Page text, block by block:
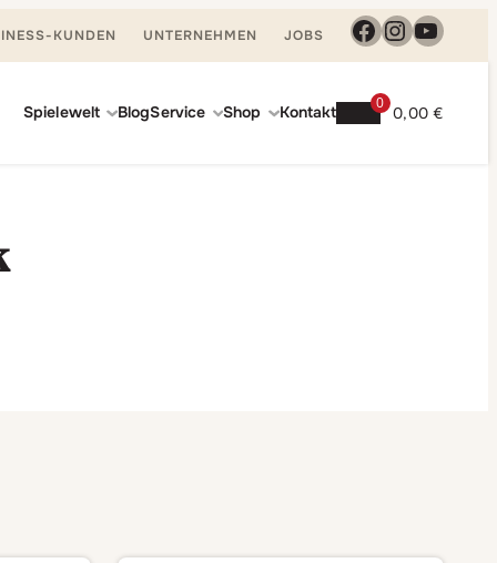
KUNDEN UNTERNEHMEN JOBS Facebook
Spielewelt BlogService Shop Kontakt 0
0,00 €